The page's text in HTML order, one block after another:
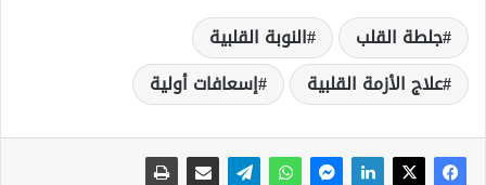
جلطة القلب
النوبة القلبية
علاج الأزمة القلبية
إسعافات أولية